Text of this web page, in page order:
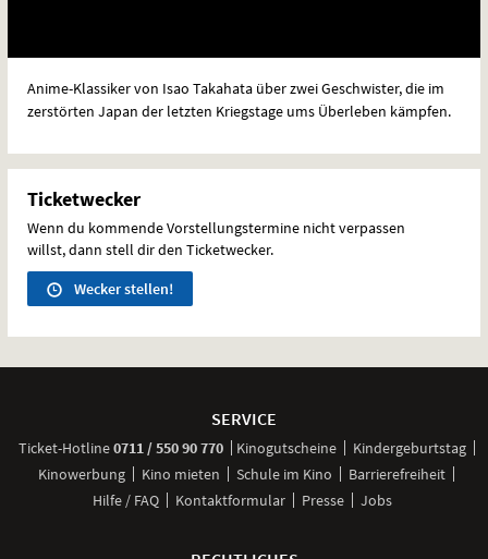
Anime-Klassiker von Isao Takahata über zwei Geschwister, die im
zerstörten Japan der letzten Kriegstage ums Überleben kämpfen.
Ticketwecker
Wenn du kommende Vorstellungstermine nicht verpassen
willst, dann stell dir den Ticketwecker.
Wecker stellen!
SERVICE
Ticket-Hotline0711 / 550 90 770anrufen
Kinogutscheine
Kindergeburtstag
Kinowerbung
Kino mieten Schule im Kino
Barrierefreiheit
Hilfe / FAQ
Kontaktformular Presse Jobs